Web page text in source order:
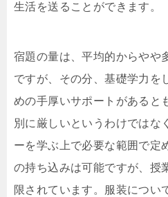
生活を送ることができます。
宿題の量は、平均的からやや
ですが、その分、基礎学力を
めの手厚いサポートがあると
別に厳しいというわけではな
ーを学ぶ上で必要な範囲で定
の持ち込みは可能ですが、授
限されています。服装につい